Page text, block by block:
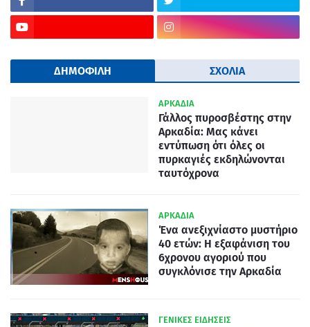
ΔΗΜΟΦΙΛΗ ΣΧΟΛΙΑ
ΑΡΚΑΔΙΑ
Γάλλος πυροσβέστης στην
Αρκαδία: Μας κάνει
εντύπωση ότι όλες οι
πυρκαγιές εκδηλώνονται
ταυτόχρονα
ΑΡΚΑΔΙΑ
Ένα ανεξιχνίαστο μυστήριο
40 ετών: Η εξαφάνιση του
6χρονου αγοριού που
συγκλόνισε την Αρκαδία
ΓΕΝΙΚΕΣ ΕΙΔΗΣΕΙΣ